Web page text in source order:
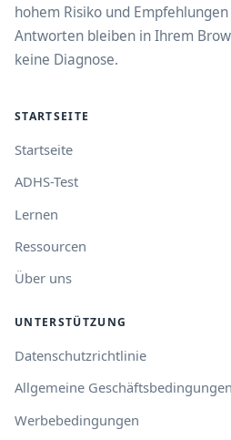
hohem Risiko und
Antworten bleiben in Ihrem
keine Diagnose.
STARTSEITE
Startseite
ADHS-Test
Lernen
Ressourcen
Über uns
UNTERSTÜTZUNG
Datenschutzrichtlinie
Allgemeine Geschäftsbedingungen
Werbebedingungen